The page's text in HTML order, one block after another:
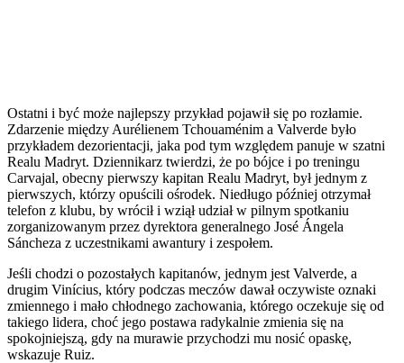
Ostatni i być może najlepszy przykład pojawił się po rozłamie.
Zdarzenie między Aurélienem Tchouaménim a Valverde było
przykładem dezorientacji, jaka pod tym względem panuje w szatni
Realu Madryt. Dziennikarz twierdzi, że po bójce i po treningu
Carvajal, obecny pierwszy kapitan Realu Madryt, był jednym z
pierwszych, którzy opuścili ośrodek. Niedługo później otrzymał
telefon z klubu, by wrócił i wziął udział w pilnym spotkaniu
zorganizowanym przez dyrektora generalnego José Ángela
Sáncheza z uczestnikami awantury i zespołem.
Jeśli chodzi o pozostałych kapitanów, jednym jest Valverde, a
drugim Vinícius, który podczas meczów dawał oczywiste oznaki
zmiennego i mało chłodnego zachowania, którego oczekuje się od
takiego lidera, choć jego postawa radykalnie zmienia się na
spokojniejszą, gdy na murawie przychodzi mu nosić opaskę,
wskazuje Ruiz.